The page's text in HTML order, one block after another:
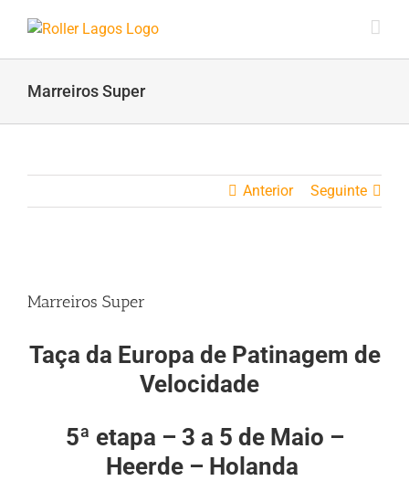
Marreiros Super
Anterior Seguinte
Larger
Marreiros Super
Taça da Europa de Patinagem de
Velocidade
5ª etapa – 3 a 5 de Maio –
Heerde – Holanda